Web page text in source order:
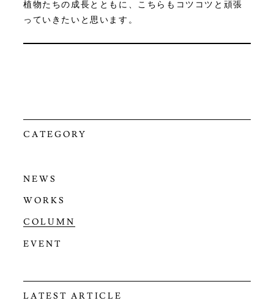
植物たちの成長とともに、こちらもコツコツと頑張
っていきたいと思います。
CATEGORY
NEWS
WORKS
COLUMN
EVENT
LATEST ARTICLE